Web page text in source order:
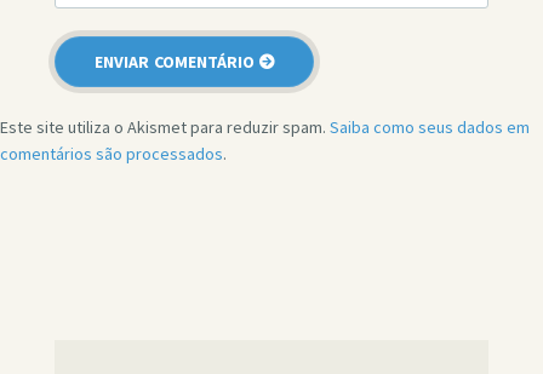
Este site utiliza o Akismet para reduzir spam. Saiba como seus dados em
comentários são processados.